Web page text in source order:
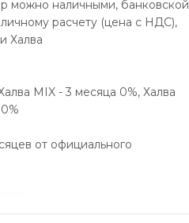
можно наличными, банковской
расчету (цена с НДС),
Халва
MIX - 3 месяца 0%, Халва
от официального